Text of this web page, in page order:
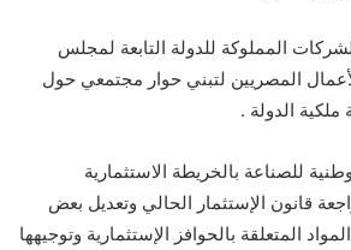
المملوكة للدولة التابعة لمجلس
المصريين لتبني حوار مجتمعي حول
ملكية الدولة .
للصناعة بالخريطة الاستثمارية
قانون الإستثمار الحالي وتعديل بعض
المتعلقة بالحوافز الإستثمارية وتوجيهها